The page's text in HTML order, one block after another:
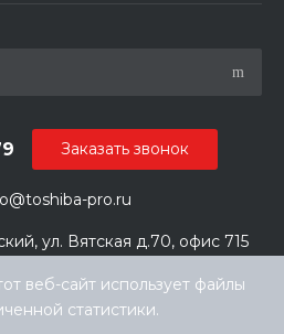
pro.ru
Заказать звонок
ул. Вятская д.70, офис 715
веб-сайт использует файлы
статистики.